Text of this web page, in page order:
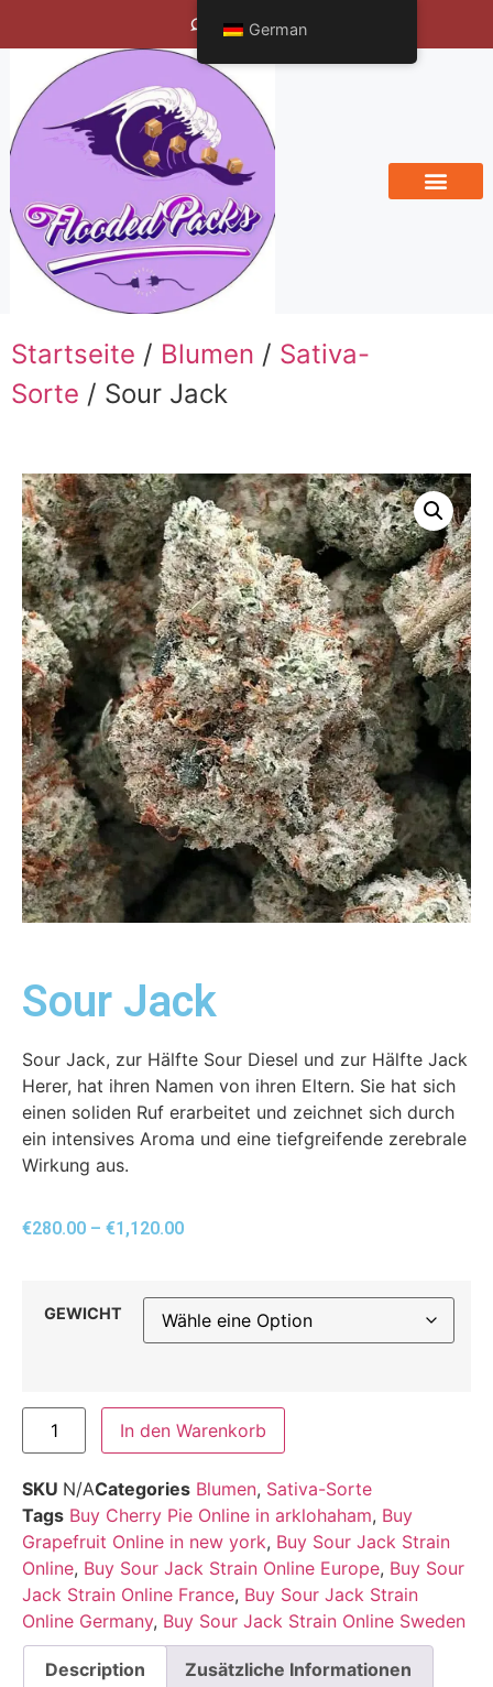
Bengals Vineyard
Startseite / Blumen / Sativa-
Sorte / Sour Jack
Sour Jack
Sour Jack, zur Hälfte Sour Diesel und zur Hälfte Jack
Herer, hat ihren Namen von ihren Eltern. Sie hat sich
einen soliden Ruf erarbeitet und zeichnet sich durch
ein intensives Aroma und eine tiefgreifende zerebrale
Wirkung aus.
€280.00 – €1,120.00
GEWICHT
In den Warenkorb
SKU N/ACategories Blumen, Sativa-Sorte
Tags Buy Cherry Pie Online in arklohaham, Buy
Grapefruit Online in new york, Buy Sour Jack Strain
Online, Buy Sour Jack Strain Online Europe, Buy Sour
Jack Strain Online France, Buy Sour Jack Strain
Online Germany, Buy Sour Jack Strain Online Sweden
Description Zusätzliche Informationen
German